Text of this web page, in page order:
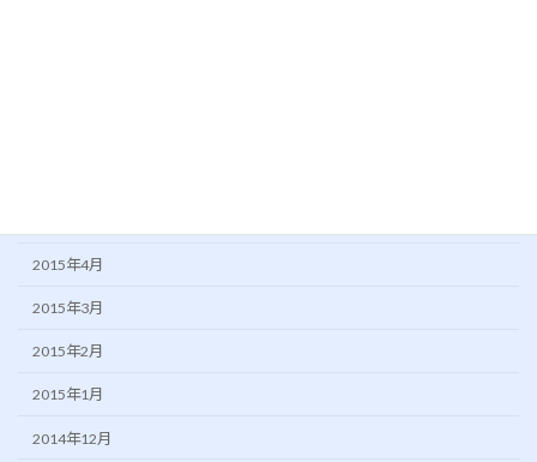
2015年4月
2015年3月
2015年2月
2015年1月
2014年12月